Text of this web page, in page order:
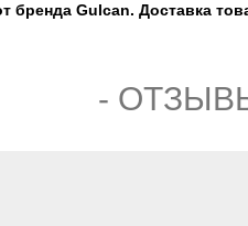
Gulcan. Доставка
-